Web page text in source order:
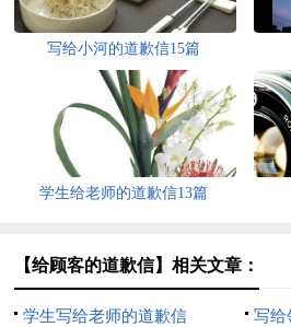
写给小河的道歉信15篇
学生给老师的道歉信13篇
【给顾客的道歉信】相关文章：
学生写给老师的道歉信
写给